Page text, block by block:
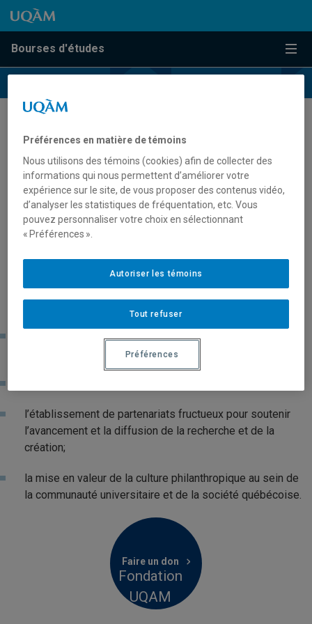
Passer au contenu
Accéder au menu principal
Accéder à la recherche
Passer au contenu
Accéder au menu principal
Bourses d'études
Faire un don
Depuis 1976, la Fondation de l’UQAM
a comme mission de
recueillir des dons afin de contribuer à la vitalité de la
formation, de la recherche et de la création à l’UQAM et de
favoriser l’accessibilité aux études universitaires par l’offre
Fondation privilégie les actions suivantes :
l’attribution de bourses d’études et d’aide financière aux
3 cycles d’enseignement;
l’établissement de partenariats fructueux pour soutenir
l’avancement et la diffusion de la recherche et de la
création;
la mise en valeur de la culture philanthropique au sein de
la communauté universitaire et de la société québécoise.
Faire un don
Fondation
UQAM
Préférences en matière de témoins
Nous utilisons des témoins (cookies) afin de collecter des
informations qui nous permettent d’améliorer votre
expérience sur le site, de vous proposer des contenus vidéo,
d’analyser les statistiques de fréquentation, etc. Vous
pouvez personnaliser votre choix en sélectionnant
« Préférences ».
Tout refuser
Autoriser les témoins
Préférences